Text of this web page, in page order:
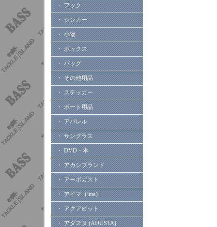
・ フック
・ シンカー
・ 小物
・ ボックス
・ バッグ
・ その他用品
・ ステッカー
・ ボート用品
・ アパレル
・ サングラス
・ DVD・本
・ アカシブランド
・ アーボガスト
・ アイマ（ima）
・ アクアビット
・ アダスタ (ADUSTA)